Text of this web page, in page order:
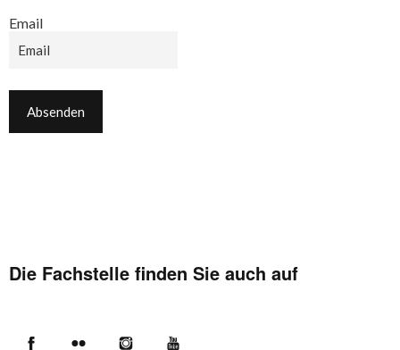
Email
Die Fachstelle finden Sie auch auf